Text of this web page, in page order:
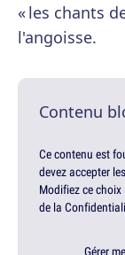
« les chants
l'angoisse.
Contenu
Ce contenu est
devez accepter
Modifiez ce
de la
Gérer